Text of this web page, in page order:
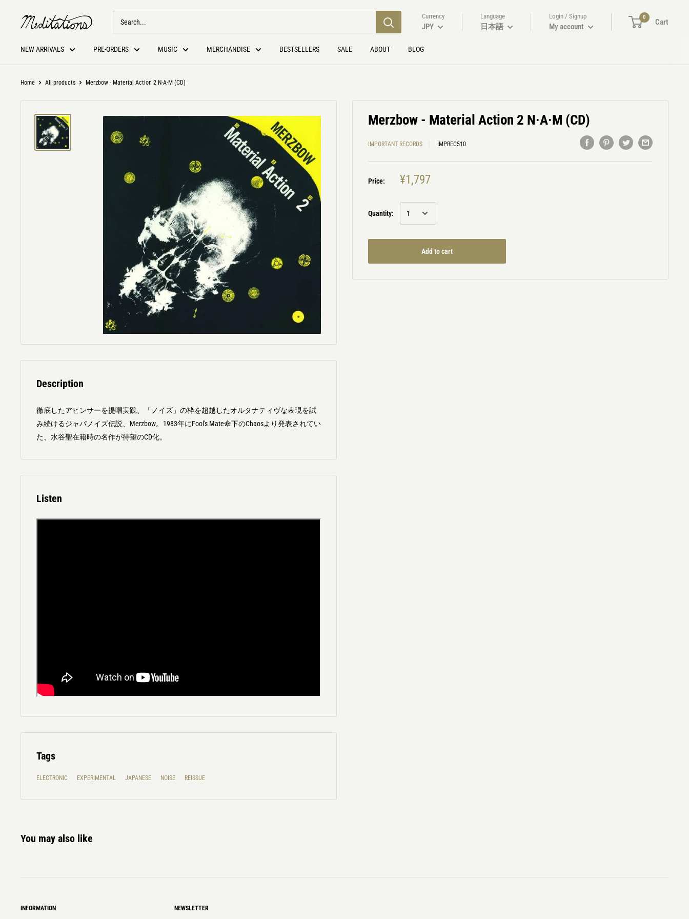
Currency
JPY
Language
日本語
Login / Signup
My account
0
Cart
NEW ARRIVALS PRE-ORDERS MUSIC MERCHANDISE BESTSELLERS SALE ABOUT BLOG
Home All products Merzbow - Material Action 2 N·A·M (CD)
Merzbow - Material Action 2 N·A·M (CD)
IMPORTANT RECORDS IMPREC510
Price: ¥1,797
Quantity:
Add to cart
Description
徹底したアヒンサーを提唱実践、「ノイズ」の枠を超越したオルタナティヴな表現を試
み続けるジャパノイズ伝説、Merzbow。1983年にFool's Mate傘下のChaosより発表されてい
た、水谷聖在籍時の名作が待望のCD化。
Listen
Tags
ELECTRONIC EXPERIMENTAL JAPANESE NOISE REISSUE
You may also like
INFORMATION NEWSLETTER